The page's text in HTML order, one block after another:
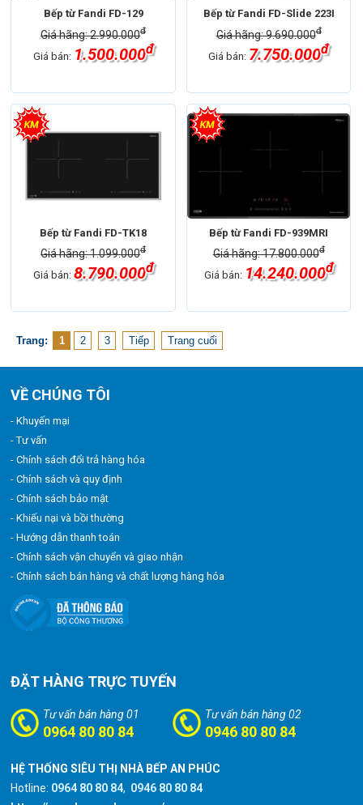
Bếp từ Fandi FD-129
Giá hãng: 2.990.000đ
Giá bán: 1.500.000đ
Bếp từ Fandi FD-Slide 223I
Giá hãng: 9.690.000đ
Giá bán: 7.750.000đ
Bếp từ Fandi FD-TK18
Giá hãng: 1.099.000đ
Giá bán: 8.790.000đ
Bếp từ Fandi FD-939MRI
Giá hãng: 17.800.000đ
Giá bán: 14.240.000đ
Trang: 1 2 3 Tiếp Trang cuối
VỀ CHÚNG TÔI
- Khuyến mại
- Tư vấn
- Chính sách đổi trả hàng hóa
- Chính sách và quy định
- Chính sách bảo mật
- Khiếu nại và bồi thường
- Hướng dẫn thanh toán
- Chính sách vận chuyển và giao nhận
- Chính sách bán hàng và chất lượng hàng hóa
ĐẶT HÀNG TRỰC TUYẾN
Tư vấn bán hàng 01
0964 80 80 84
Tư vấn bán hàng 02
0946 80 80 84
HỆ THỐNG SIÊU THỊ NHÀ BẾP AN PHÚC
Hotline: 0964 80 80 84, 0946 80 80 84